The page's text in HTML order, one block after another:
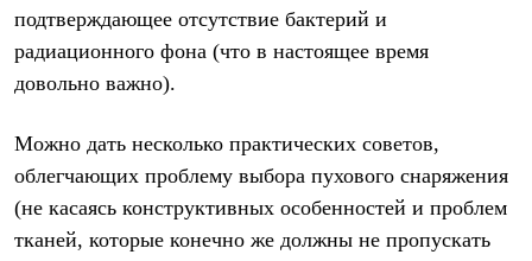
подтверждающее отсутствие бактерий и
радиационного фона (что в настоящее время
довольно важно).
Можно дать несколько практических советов,
облегчающих проблему выбора пухового снаряжения
(не касаясь конструктивных особенностей и проблем
тканей, которые конечно же должны не пропускать